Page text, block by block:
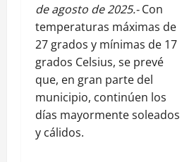
de agosto de 2025.-Con
temperaturas máximas de
27 grados y mínimas de 17
grados Celsius, se prevé
que, en gran parte del
municipio, continúen los
días mayormente soleados
y cálidos.